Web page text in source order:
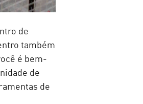
de
também
é bem-
de
de